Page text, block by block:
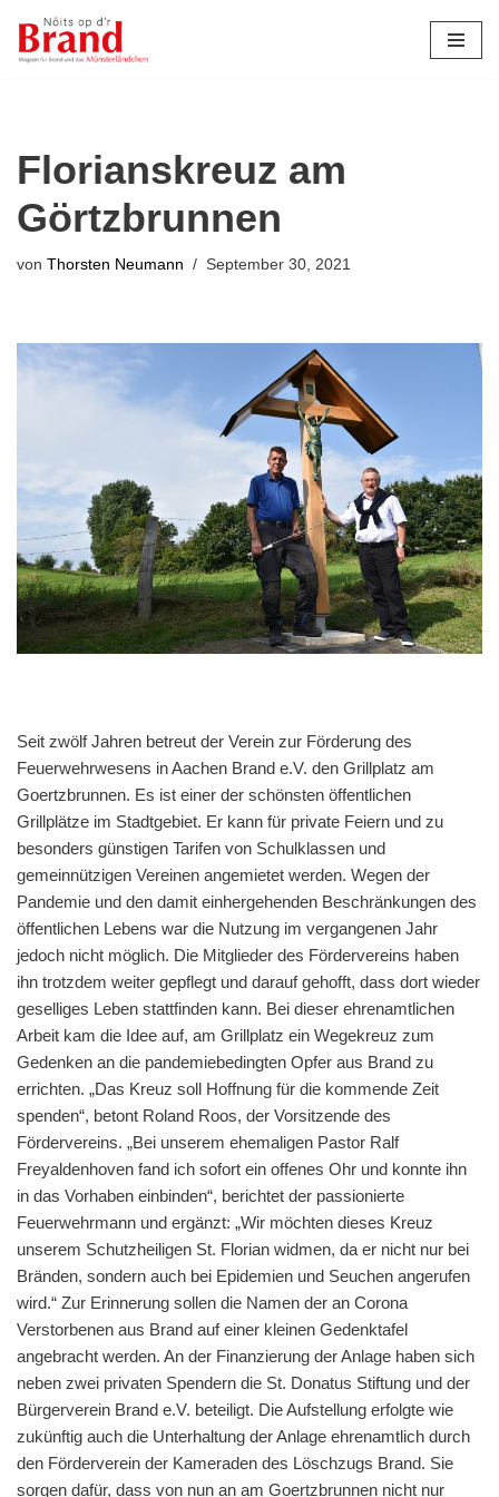
Zum
Florianskreuz am
Görtzbrunnen
von Thorsten Neumann September 30, 2021
Seit zwölf Jahren betreut der Verein zur Förderung des
Feuerwehrwesens in Aachen Brand e.V. den Grillplatz am
Goertzbrunnen. Es ist einer der schönsten öffentlichen
Grillplätze im Stadtgebiet. Er kann für private Feiern und zu
besonders günstigen Tarifen von Schulklassen und
gemeinnützigen Vereinen angemietet werden. Wegen der
Pandemie und den damit einhergehenden Beschränkungen des
öffentlichen Lebens war die Nutzung im vergangenen Jahr
jedoch nicht möglich. Die Mitglieder des Fördervereins haben
ihn trotzdem weiter gepflegt und darauf gehofft, dass dort wieder
geselliges Leben stattfinden kann. Bei dieser ehrenamtlichen
Arbeit kam die Idee auf, am Grillplatz ein Wegekreuz zum
Gedenken an die pandemiebedingten Opfer aus Brand zu
errichten. „Das Kreuz soll Hoffnung für die kommende Zeit
spenden“, betont Roland Roos, der Vorsitzende des
Fördervereins. „Bei unserem ehemaligen Pastor Ralf
Freyaldenhoven fand ich sofort ein offenes Ohr und konnte ihn
in das Vorhaben einbinden“, berichtet der passionierte
Feuerwehrmann und ergänzt: „Wir möchten dieses Kreuz
unserem Schutzheiligen St. Florian widmen, da er nicht nur bei
Bränden, sondern auch bei Epidemien und Seuchen angerufen
wird.“ Zur Erinnerung sollen die Namen der an Corona
Verstorbenen aus Brand auf einer kleinen Gedenktafel
angebracht werden. An der Finanzierung der Anlage haben sich
neben zwei privaten Spendern die St. Donatus Stiftung und der
Bürgerverein Brand e.V. beteiligt. Die Aufstellung erfolgte wie
zukünftig auch die Unterhaltung der Anlage ehrenamtlich durch
den Förderverein der Kameraden des Löschzugs Brand. Sie
sorgen dafür, dass von nun an am Goertzbrunnen nicht nur